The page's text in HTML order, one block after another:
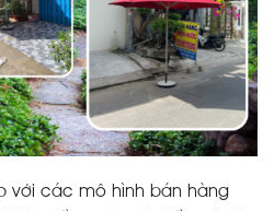
với các mô hình bán hàng